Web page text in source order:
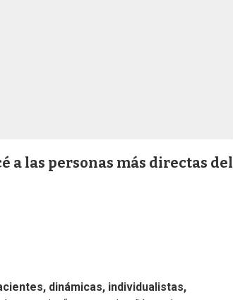
a las personas más directas del
dinámicas, individualistas,